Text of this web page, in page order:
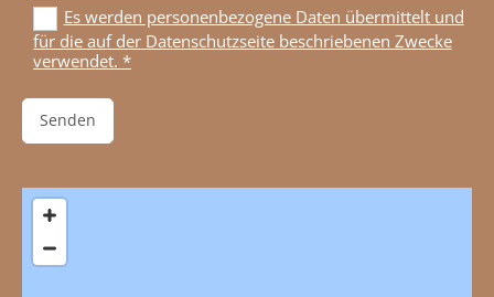
Es werden personenbezogene Daten übermittelt und
für die auf der Datenschutzseite beschriebenen Zwecke
verwendet. *